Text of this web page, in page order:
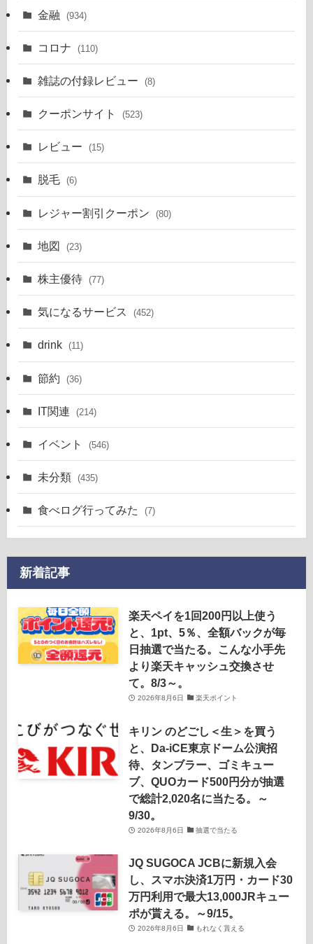
金融 (934)
コロナ (110)
雑誌の付録レビュー (8)
クーポンサイト (523)
レビュー (15)
脱毛 (6)
レジャー割引クーポン (80)
地図 (23)
株主優待 (77)
気になるサービス (452)
drink (11)
節約 (36)
IT関連 (214)
イベント (546)
未分類 (435)
食べログ行ってみた (7)
新着記事
楽天ペイを1回200円以上使う
と、1pt、5％、全額バックが毎
日抽選で当たる。こんな小手先
より楽天キャッシュ交換させ
て。8/3～。
2026年8月6日 楽天ポイント
キリン のどごし＜生＞を買う
と、Da-iCE東京ドーム公演招
待、タンブラー、ゴミキュー
ブ、QUOカード500円分が抽選
で総計2,020名に当たる。～
9/30。
2026年8月6日 抽選で当たる
JQ SUGOCA JCBに新規入会
し、スマホ決済1万円・カード30
万円利用で最大13,000JRキュー
ポが貰える。～9/15。
2026年8月6日 もれなく貰える